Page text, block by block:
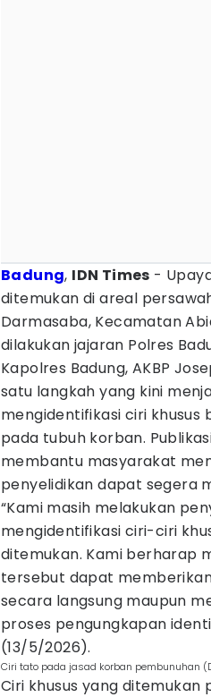
Badung, IDN Times -
ditemukan di areal
Darmasaba, Kecamatan
dilakukan jajaran Polres
Kapolres Badung, AKBP
satu langkah yang kini
mengidentifikasi ciri
pada tubuh korban.
membantu masyarakat
penyelidikan dapat segera
“Kami masih melakukan
mengidentifikasi ciri-ciri
ditemukan. Kami berharap
tersebut dapat
secara langsung maupun
proses pengungkapan
(13/5/2026).
Ciri tato pada jasad korban pembunuhan
Ciri khusus yang ditemukan